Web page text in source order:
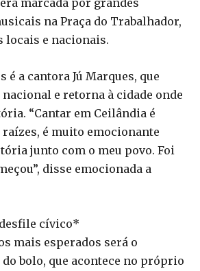
na Praça do Trabalhador,
e nacionais.
é a cantora Jú Marques, que
e retorna à cidade onde
“Cantar em Ceilândia é
é muito emocionante
junto com o meu povo. Foi
disse emocionada a
cívico*
mais esperados será o
bolo, que acontece no próprio